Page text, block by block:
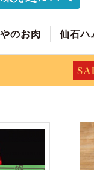
のお肉 仙石ハ